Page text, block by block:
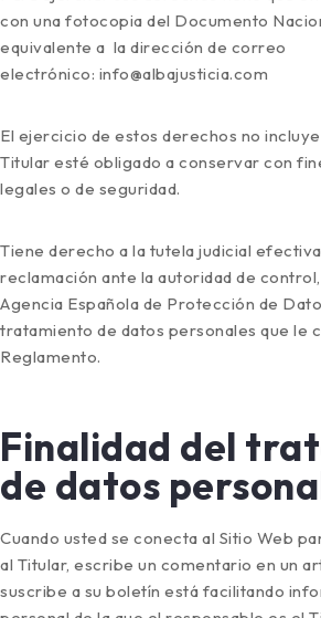
con una fotocopia del Documento
equivalente a la dirección de correo
electrónico: info@albajusticia.com
El ejercicio de estos derechos no
Titular esté obligado a conservar con
legales o de seguridad.
Tiene derecho a la tutela judicial
reclamación ante la autoridad de
Agencia Española de Protección de
tratamiento de datos personales que le
Reglamento.
Finalidad del
de datos
Cuando usted se conecta al Sitio Web
al Titular, escribe un comentario en un
suscribe a su boletín está facilitando